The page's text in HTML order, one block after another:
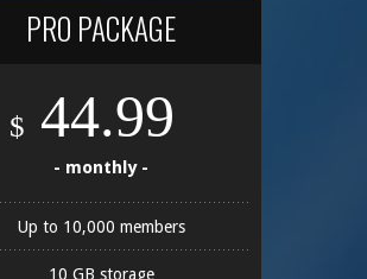
PRO PACKAGE
$ 44.99
- monthly -
Up to 10,000 members
10 GB storage